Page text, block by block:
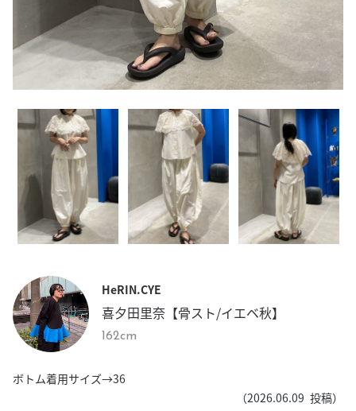
HeRIN.CYE
喜夕田里奈【骨スト/イエベ秋】
162cm
ボトム着用サイズ→36
（2026.06.09 投稿）